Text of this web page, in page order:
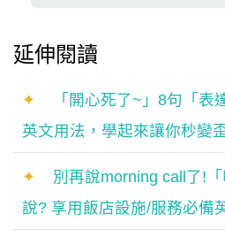
延伸閱讀
✦
「開心死了~」8句「表
英文用法，學起來讓你秒變
✦
別再說morning call了!
說? 享用飯店設施/服務必備